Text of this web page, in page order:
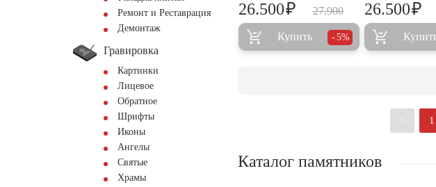
Ремонт и Реставрация
Демонтаж
Гравировка
Картинки
Лицевое
Обратное
Шрифты
Иконы
Ангелы
Святые
Храмы
27.900
26.500₽
Купить 5%
26.500₽
< 1
Каталог памятников